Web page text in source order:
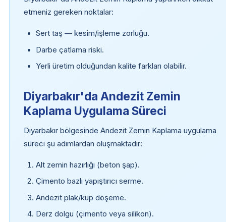
etmeniz gereken noktalar:
Sert taş — kesim/işleme zorluğu.
Darbe çatlama riski.
Yerli üretim olduğundan kalite farkları olabilir.
Diyarbakır'da Andezit Zemin
Kaplama Uygulama Süreci
Diyarbakır bölgesinde Andezit Zemin Kaplama uygulama
süreci şu adımlardan oluşmaktadır:
Alt zemin hazırlığı (beton şap).
Çimento bazlı yapıştırıcı serme.
Andezit plak/küp döşeme.
Derz dolgu (çimento veya silikon).